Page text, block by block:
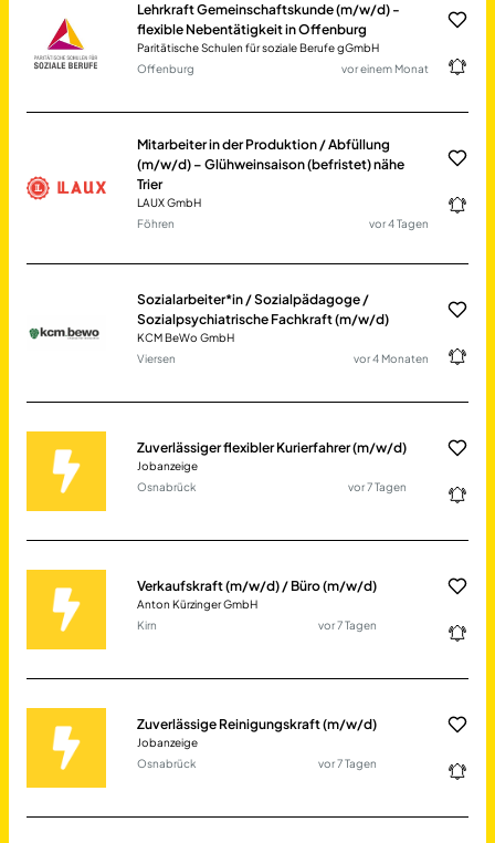
Lehrkraft Gemeinschaftskunde (m/w/d) -
flexible Nebentätigkeit in Offenburg
Paritätische Schulen für soziale Berufe gGmbH
Offenburg
vor einem Monat
Mitarbeiter in der Produktion / Abfüllung
(m/w/d) – Glühweinsaison (befristet) nähe
Trier
LAUX GmbH
Föhren
vor 4 Tagen
Sozialarbeiter*in / Sozialpädagoge /
Sozialpsychiatrische Fachkraft (m/w/d)
KCM BeWo GmbH
Viersen
vor 4 Monaten
Zuverlässiger flexibler Kurierfahrer (m/w/d)
Jobanzeige
Osnabrück
vor 7 Tagen
Verkaufskraft (m/w/d) / Büro (m/w/d)
Anton Kürzinger GmbH
Kirn
vor 7 Tagen
Zuverlässige Reinigungskraft (m/w/d)
Jobanzeige
Osnabrück
vor 7 Tagen